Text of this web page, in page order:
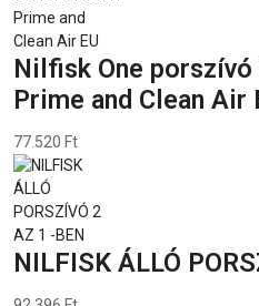
Nilfisk One porszívó
Prime and Clean Air
77.520 Ft
NILFISK ÁLLÓ